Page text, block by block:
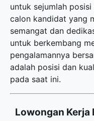
untuk sejumlah
calon kandidat yang
semangat dan
untuk berkembang
pengalamannya
adalah posisi dan
pada saat ini.
Lowongan Kerja